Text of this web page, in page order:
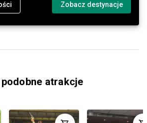
Zobacz destynacje
atrakcje